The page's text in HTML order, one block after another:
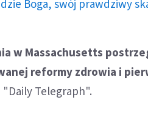
Boga, swój prawdziwy
w Massachusetts
reformy zdrowia i
"Daily Telegraph".